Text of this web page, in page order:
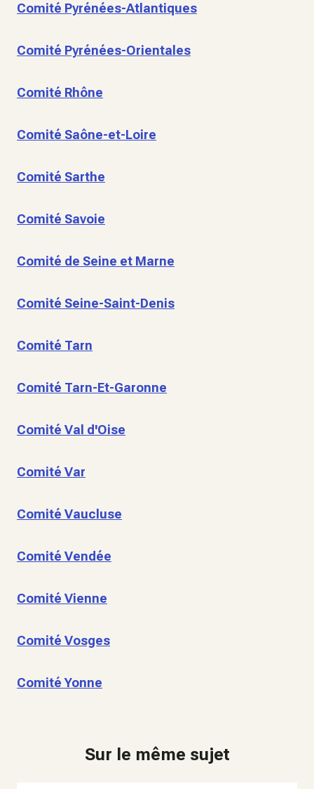
Comité Pyrénées-Atlantiques
Comité Pyrénées-Orientales
Comité Rhône
Comité Saône-et-Loire
Comité Sarthe
Comité Savoie
Comité de Seine et Marne
Comité Seine-Saint-Denis
Comité Tarn
Comité Tarn-Et-Garonne
Comité Val d'Oise
Comité Var
Comité Vaucluse
Comité Vendée
Comité Vienne
Comité Vosges
Comité Yonne
Sur le même sujet